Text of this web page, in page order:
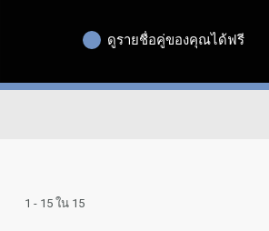
ดูรายชื่อคู่ของคุณได้ฟรี
1 - 15 ใน 15